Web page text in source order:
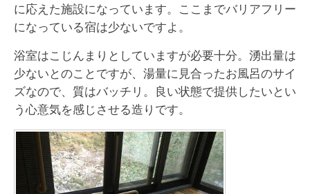
に応えた施設になっています。ここまでバリアフリー
になっている宿は少ないですよ。
浴室はこじんまりとしていますが必要十分。湧出量は
少ないとのことですが、湯量に見合ったお風呂のサイ
ズなので、質はバッチリ。良い状態で提供したいとい
う心意気を感じさせる造りです。